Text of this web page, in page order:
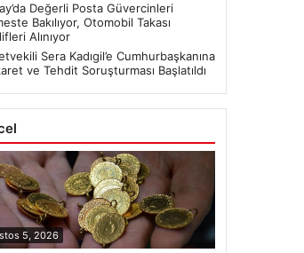
Değerli Posta Güvercinleri
Bakılıyor, Otomobil Takası
Alınıyor
Sera Kadıgil’e Cumhurbaşkanına
ve Tehdit Soruşturması Başlatıldı
5, 2026